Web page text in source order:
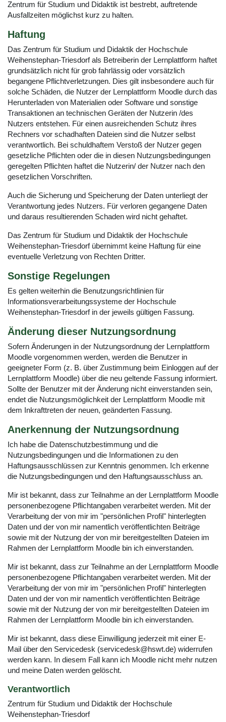
Zentrum für Studium und Didaktik ist bestrebt, auftretende
Ausfallzeiten möglichst kurz zu halten.
Haftung
Das Zentrum für Studium und Didaktik der Hochschule
Weihenstephan-Triesdorf als Betreiberin der Lernplattform haftet
grundsätzlich nicht für grob fahrlässig oder vorsätzlich
begangene Pflichtverletzungen. Dies gilt insbesondere auch für
solche Schäden, die Nutzer der Lernplattform Moodle durch das
Herunterladen von Materialien oder Software und sonstige
Transaktionen an technischen Geräten der Nutzerin /des
Nutzers entstehen. Für einen ausreichenden Schutz ihres
Rechners vor schadhaften Dateien sind die Nutzer selbst
verantwortlich. Bei schuldhaftem Verstoß der Nutzer gegen
gesetzliche Pflichten oder die in diesen Nutzungsbedingungen
geregelten Pflichten haftet die Nutzerin/ der Nutzer nach den
gesetzlichen Vorschriften.
Auch die Sicherung und Speicherung der Daten unterliegt der
Verantwortung jedes Nutzers. Für verloren gegangene Daten
und daraus resultierenden Schaden wird nicht gehaftet.
Das Zentrum für Studium und Didaktik der Hochschule
Weihenstephan-Triesdorf übernimmt keine Haftung für eine
eventuelle Verletzung von Rechten Dritter.
Sonstige Regelungen
Es gelten weiterhin die Benutzungsrichtlinien für
Informationsverarbeitungssysteme der Hochschule
Weihenstephan-Triesdorf in der jeweils gültigen Fassung.
Änderung dieser Nutzungsordnung
Sofern Änderungen in der Nutzungsordnung der Lernplattform
Moodle vorgenommen werden, werden die Benutzer in
geeigneter Form (z. B. über Zustimmung beim Einloggen auf der
Lernplattform Moodle) über die neu geltende Fassung informiert.
Sollte der Benutzer mit der Änderung nicht einverstanden sein,
endet die Nutzungsmöglichkeit der Lernplattform Moodle mit
dem Inkrafttreten der neuen, geänderten Fassung.
Anerkennung der Nutzungsordnung
Ich habe die Datenschutzbestimmung und die
Nutzungsbedingungen und die Informationen zu den
Haftungsausschlüssen zur Kenntnis genommen. Ich erkenne
die Nutzungsbedingungen und den Haftungsausschluss an.
Mir ist bekannt, dass zur Teilnahme an der Lernplattform Moodle
personenbezogene Pflichtangaben verarbeitet werden. Mit der
Verarbeitung der von mir im "persönlichen Profil" hinterlegten
Daten und der von mir namentlich veröffentlichten Beiträge
sowie mit der Nutzung der von mir bereitgestellten Dateien im
Rahmen der Lernplattform Moodle bin ich einverstanden.
Mir ist bekannt, dass zur Teilnahme an der Lernplattform Moodle
personenbezogene Pflichtangaben verarbeitet werden. Mit der
Verarbeitung der von mir im "persönlichen Profil" hinterlegten
Daten und der von mir namentlich veröffentlichten Beiträge
sowie mit der Nutzung der von mir bereitgestellten Dateien im
Rahmen der Lernplattform Moodle bin ich einverstanden.
Mir ist bekannt, dass diese Einwilligung jederzeit mit einer E-
Mail über den Servicedesk (servicedesk@hswt.de) widerrufen
werden kann. In diesem Fall kann ich Moodle nicht mehr nutzen
und meine Daten werden gelöscht.
Verantwortlich
Zentrum für Studium und Didaktik der Hochschule
Weihenstephan-Triesdorf